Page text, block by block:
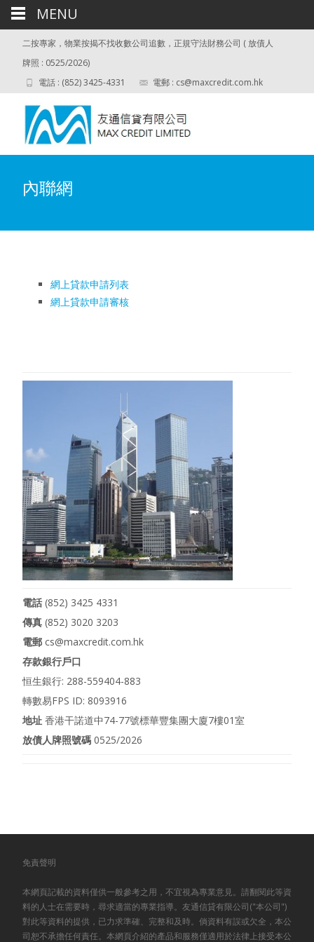
二按專家，物業按揭不找收數公司追數，正規守法財務公司 ( 放債人
牌照 : 0525/2026)
電話 : (852) 3425-4331
電郵 : cs@maxcredit.com.hk
內聯網
網上貸款申請列表
網上貸款申請審核
電話 (852) 3425 4331
傳真 (852) 3020 3203
電郵 cs@maxcredit.com.hk
存款銀行戶口
恒生銀行: 288-559404-883
轉數易FPS ID: 8093916
地址 香港干諾道中74-77號標華豐集團大廈7樓01室
放債人牌照號碼 0525/2026
免責聲明
本網頁記載的資料僅供一般參考之用，不宜視為專業意見。請翻閱此等資
料的人士在需要時，尋求適當的專業指導。友通信貸有限公司("本公司")
對此等資料的提供，已力求準確、完整和及時。倘資料有誤或欠全，本公
司恕不承擔任何責任。本網頁介紹的產品和服務僅適用於法律上接受本公
MENU